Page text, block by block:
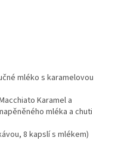
mléko s karamelovou
Karamel a
mléka a chuti
8 kapslí s mlékem)